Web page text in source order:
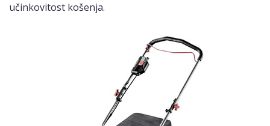
učinkovitost košenja.